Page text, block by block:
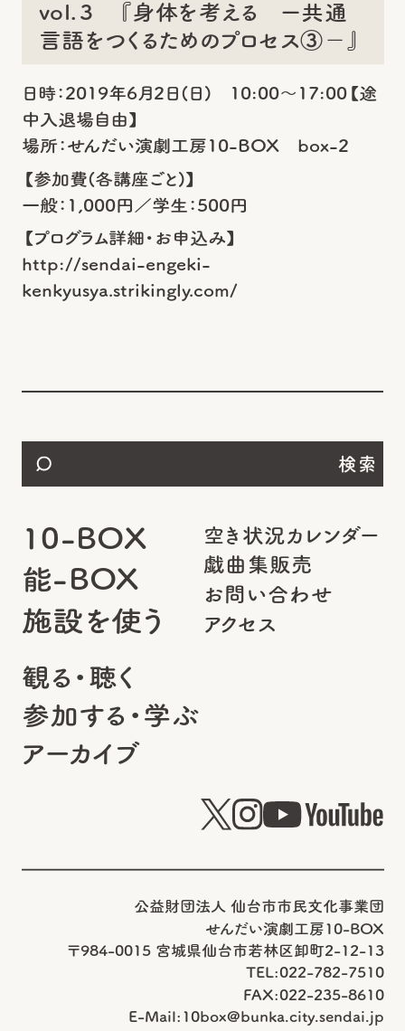
vol.３ 『身体を考える ー共通
言語をつくるためのプロセス③－』
日時：2019年6月2日(日) 10:00～17:00【途
中入退場自由】
場所：せんだい演劇工房10-BOX box-2
【参加費(各講座ごと)】
一般：1,000円／学生：500円
【プログラム詳細・お申込み】
http://sendai-engeki-
kenkyusya.strikingly.com/
検索
公益財団法人 仙台市市民文化事業団
せんだい演劇工房10-BOX
〒984-0015 宮城県仙台市若林区卸町2-12-13
TEL:022-782-7510
FAX:022-235-8610
E-Mail: 10box@bunka.city.sendai.jp
10-BOX
能-BOX
施設を使う
観る・聴く
参加する・学ぶ
アーカイブ
空き状況カレンダー
戯曲集販売
お問い合わせ
アクセス